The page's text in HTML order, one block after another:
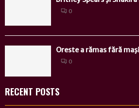
0
Oreste a rămas fără
0
RECENT POSTS